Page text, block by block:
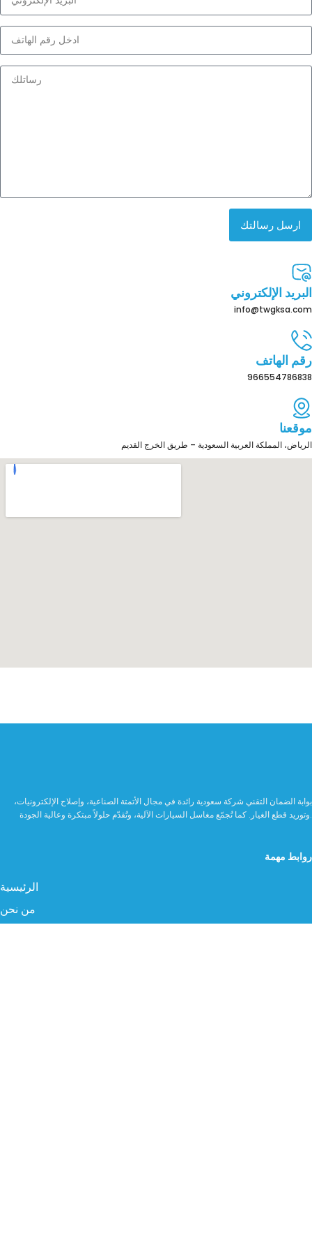
ارسل رسالتك
البريد الإلكتروني
info@twgksa.com
رقم الهاتف
966554786838
موقعنا
الرياض، المملكة العربية السعودية – طريق الخرج القديم
بوابة الضمان التقني شركة سعودية رائدة في مجال الأتمتة الصناعية، وإصلاح الإلكترونيات،
وتوريد قطع الغيار. كما تُجمّع مغاسل السيارات الآلية، وتُقدّم حلولاً مبتكرة وعالية الجودة.
روابط مهمة
الرئيسية
من نحن